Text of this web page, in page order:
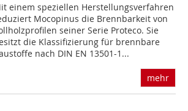
einem speziellen Herstellungsverfahren
Mocopinus die Brennbarkeit von
seiner Serie Proteco. Sie
die Klassifizierung für brennbare
nach DIN EN 13501-1...
mehr